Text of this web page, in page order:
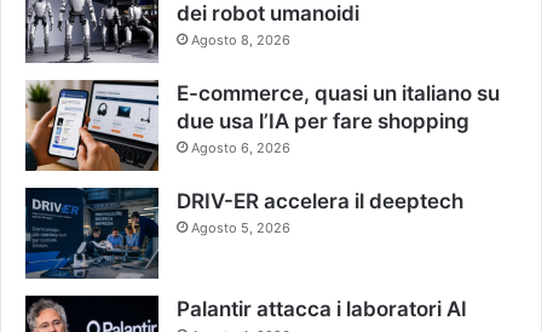
dei robot umanoidi
Agosto 8, 2026
E-commerce, quasi un italiano su
due usa l’IA per fare shopping
Agosto 6, 2026
DRIV-ER accelera il deeptech
Agosto 5, 2026
Palantir attacca i laboratori AI